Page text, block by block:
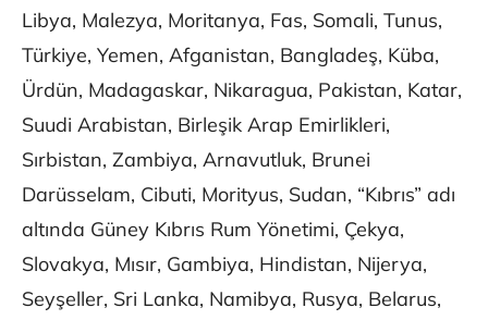
Libya, Malezya, Moritanya, Fas, Somali, Tunus,
Türkiye, Yemen, Afganistan, Bangladeş, Küba,
Ürdün, Madagaskar, Nikaragua, Pakistan, Katar,
Suudi Arabistan, Birleşik Arap Emirlikleri,
Sırbistan, Zambiya, Arnavutluk, Brunei
Darüsselam, Cibuti, Morityus, Sudan, “Kıbrıs” adı
altında Güney Kıbrıs Rum Yönetimi, Çekya,
Slovakya, Mısır, Gambiya, Hindistan, Nijerya,
Seyşeller, Sri Lanka, Namibya, Rusya, Belarus,